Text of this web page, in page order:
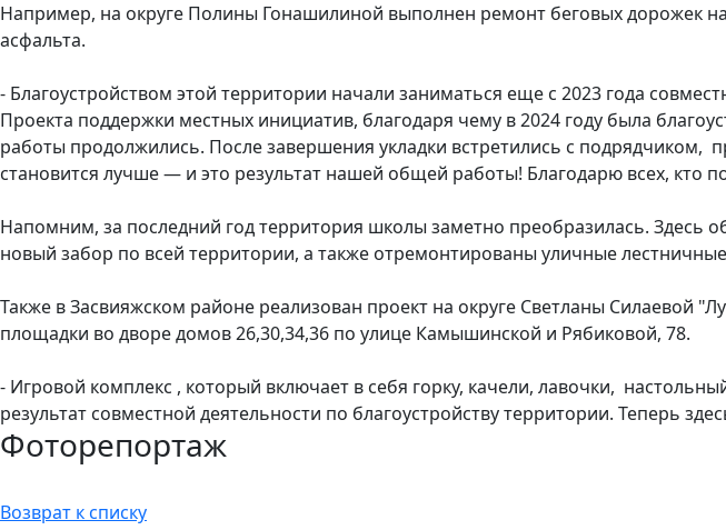
Например, на округе Полины Гонашилиной выполнен ремонт беговых дорожек
асфальта.
- Благоустройством этой территории начали заниматься еще с 2023 года
Проекта поддержки местных инициатив, благодаря чему в 2024 году была
работы продолжились. После завершения укладки встретились с
становится лучше — и это результат нашей общей работы! Благодарю всех, кто
Напомним, за последний год территория школы заметно преобразилась. Здесь
новый забор по всей территории, а также отремонтированы уличные
Также в Засвияжском районе реализован проект на округе Светланы Силаевой
площадки во дворе домов 26,30,34,36 по улице Камышинской и Рябиковой, 78.
- Игровой комплекс , который включает в себя горку, качели, лавочки,
результат совместной деятельности по благоустройству территории. Теперь
Фоторепортаж
Возврат к списку